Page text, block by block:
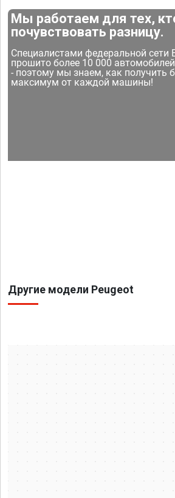
Мы работаем для тех,
почувствовать разницу.
Специалистами федеральной сети
прошито более 10 000
- поэтому мы знаем, как получить
максимум от каждой машины!
Другие модели Peugeot